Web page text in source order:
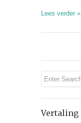
Lees verder »
Vertaling